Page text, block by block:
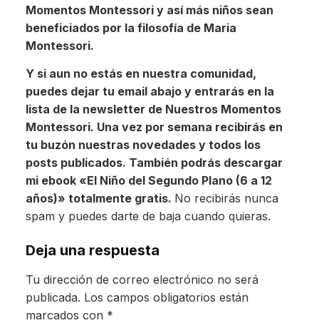
Momentos Montessori y así más niños sean
beneficiados por la filosofía de Maria
Montessori.
Y si aun no estás en nuestra comunidad,
puedes dejar tu email abajo y entrarás en la
lista de la newsletter de Nuestros Momentos
Montessori. Una vez por semana recibirás en
tu buzón nuestras novedades y todos los
posts publicados. También podrás descargar
mi ebook «El Niño del Segundo Plano (6 a 12
años)» totalmente gratis. No recibirás nunca
spam y puedes darte de baja cuando quieras.
Deja una respuesta
Tu dirección de correo electrónico no será
publicada. Los campos obligatorios están
marcados con *